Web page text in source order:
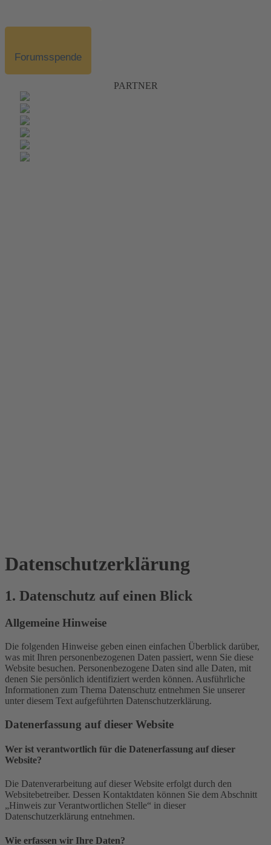
Forumsspende
PARTNER
Datenschutz­erklärung
1. Datenschutz auf einen Blick
Allgemeine Hinweise
Die folgenden Hinweise geben einen einfachen Überblick darüber,
was mit Ihren personenbezogenen Daten passiert, wenn Sie diese
Website besuchen. Personenbezogene Daten sind alle Daten, mit
denen Sie persönlich identifiziert werden können. Ausführliche
Informationen zum Thema Datenschutz entnehmen Sie unserer
unter diesem Text aufgeführten Datenschutzerklärung.
Datenerfassung auf dieser Website
Wer ist verantwortlich für die Datenerfassung auf dieser
Website?
Die Datenverarbeitung auf dieser Website erfolgt durch den
Websitebetreiber. Dessen Kontaktdaten können Sie dem Abschnitt
„Hinweis zur Verantwortlichen Stelle“ in dieser
Datenschutzerklärung entnehmen.
Wie erfassen wir Ihre Daten?